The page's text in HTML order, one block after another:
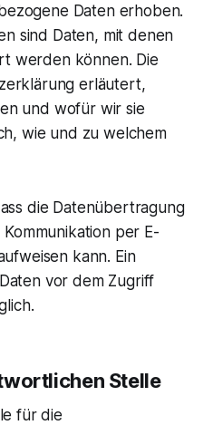
Daten erhoben.
sind Daten, mit denen
werden können. Die
erläutert,
und wofür wir sie
wie und zu welchem
die Datenübertragung
per E-
kann. Ein
vor dem Zugriff
Stelle
für die